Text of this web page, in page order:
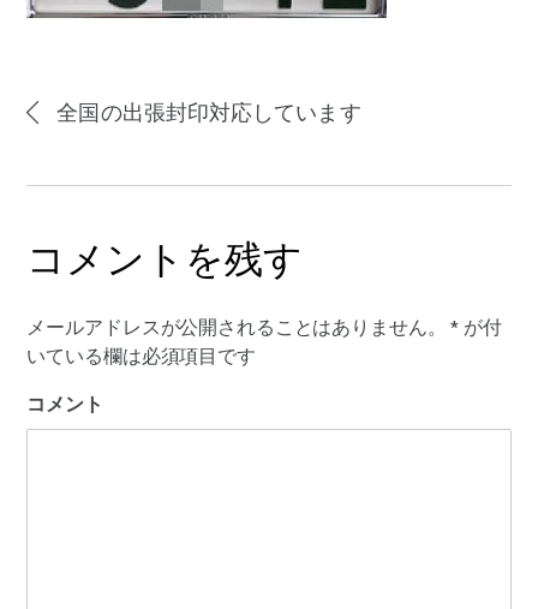
全国の出張封印対応しています
コメントを残す
メールアドレスが公開されることはありません。 *が付
いている欄は必須項目です
コメント